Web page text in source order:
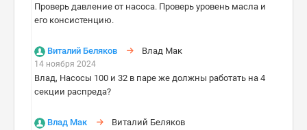
Проверь давление от насоса. Проверь уровень масла и
его консистенцию.
Виталий Беляков Влад Мак
14 ноября 2024
Влад, Насосы 100 и 32 в паре же должны работать на 4
секции распреда?
Влад Мак Виталий Беляков